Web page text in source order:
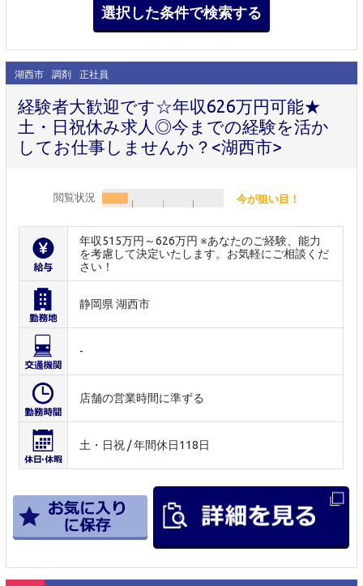
湖西市 調剤 正社員
経験者大歓迎です☆年収626万円可能★
土・日祝休み求人◎今までの経験を活か
してお仕事しませんか？<湖西市>
閲覧状況 今が狙い目！
年収515万円～626万円 ※あなたのご経験、能力
を考慮して決定いたします。お気軽にご相談くだ
さい！
静岡県 湖西市
-
店舗の営業時間に準ずる
土・日祝 / 年間休日118日